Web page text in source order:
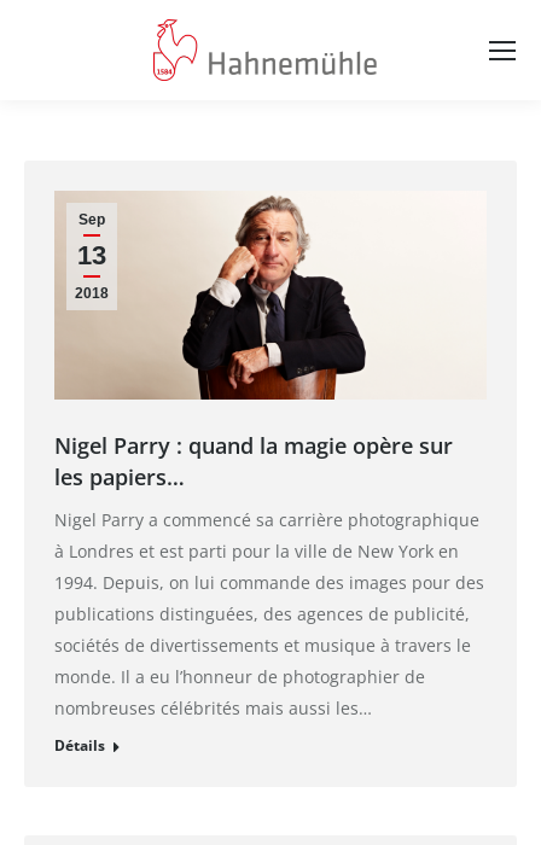
Sep
13
2018
Nigel Parry : quand la magie opère sur
les papiers…
Nigel Parry a commencé sa carrière photographique
à Londres et est parti pour la ville de New York en
1994. Depuis, on lui commande des images pour des
publications distinguées, des agences de publicité,
sociétés de divertissements et musique à travers le
monde. Il a eu l’honneur de photographier de
nombreuses célébrités mais aussi les…
Détails